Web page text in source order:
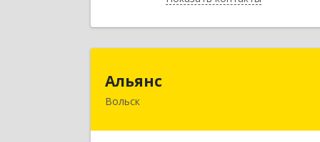
Альянс
Вольск412900, Саратовская обл, Вольск г,